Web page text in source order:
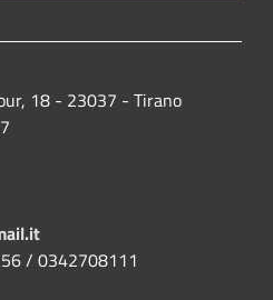
18 - 23037 - Tirano
/ 0342708111